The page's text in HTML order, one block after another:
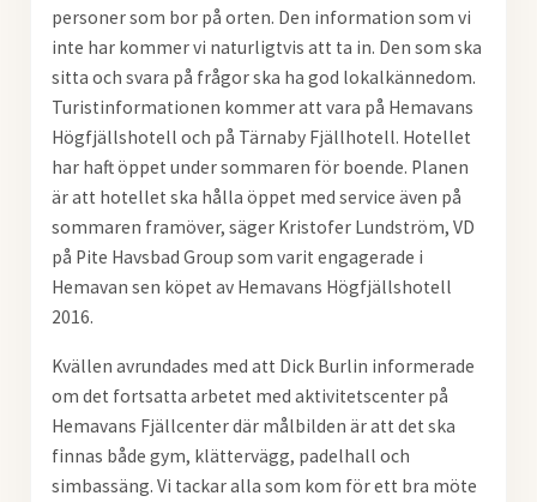
personer som bor på orten. Den information som vi
inte har kommer vi naturligtvis att ta in. Den som ska
sitta och svara på frågor ska ha god lokalkännedom.
Turistinformationen kommer att vara på Hemavans
Högfjällshotell och på Tärnaby Fjällhotell. Hotellet
har haft öppet under sommaren för boende. Planen
är att hotellet ska hålla öppet med service även på
sommaren framöver, säger Kristofer Lundström, VD
på Pite Havsbad Group som varit engagerade i
Hemavan sen köpet av Hemavans Högfjällshotell
2016.
Kvällen avrundades med att Dick Burlin informerade
om det fortsatta arbetet med aktivitetscenter på
Hemavans Fjällcenter där målbilden är att det ska
finnas både gym, klättervägg, padelhall och
simbassäng. Vi tackar alla som kom för ett bra möte